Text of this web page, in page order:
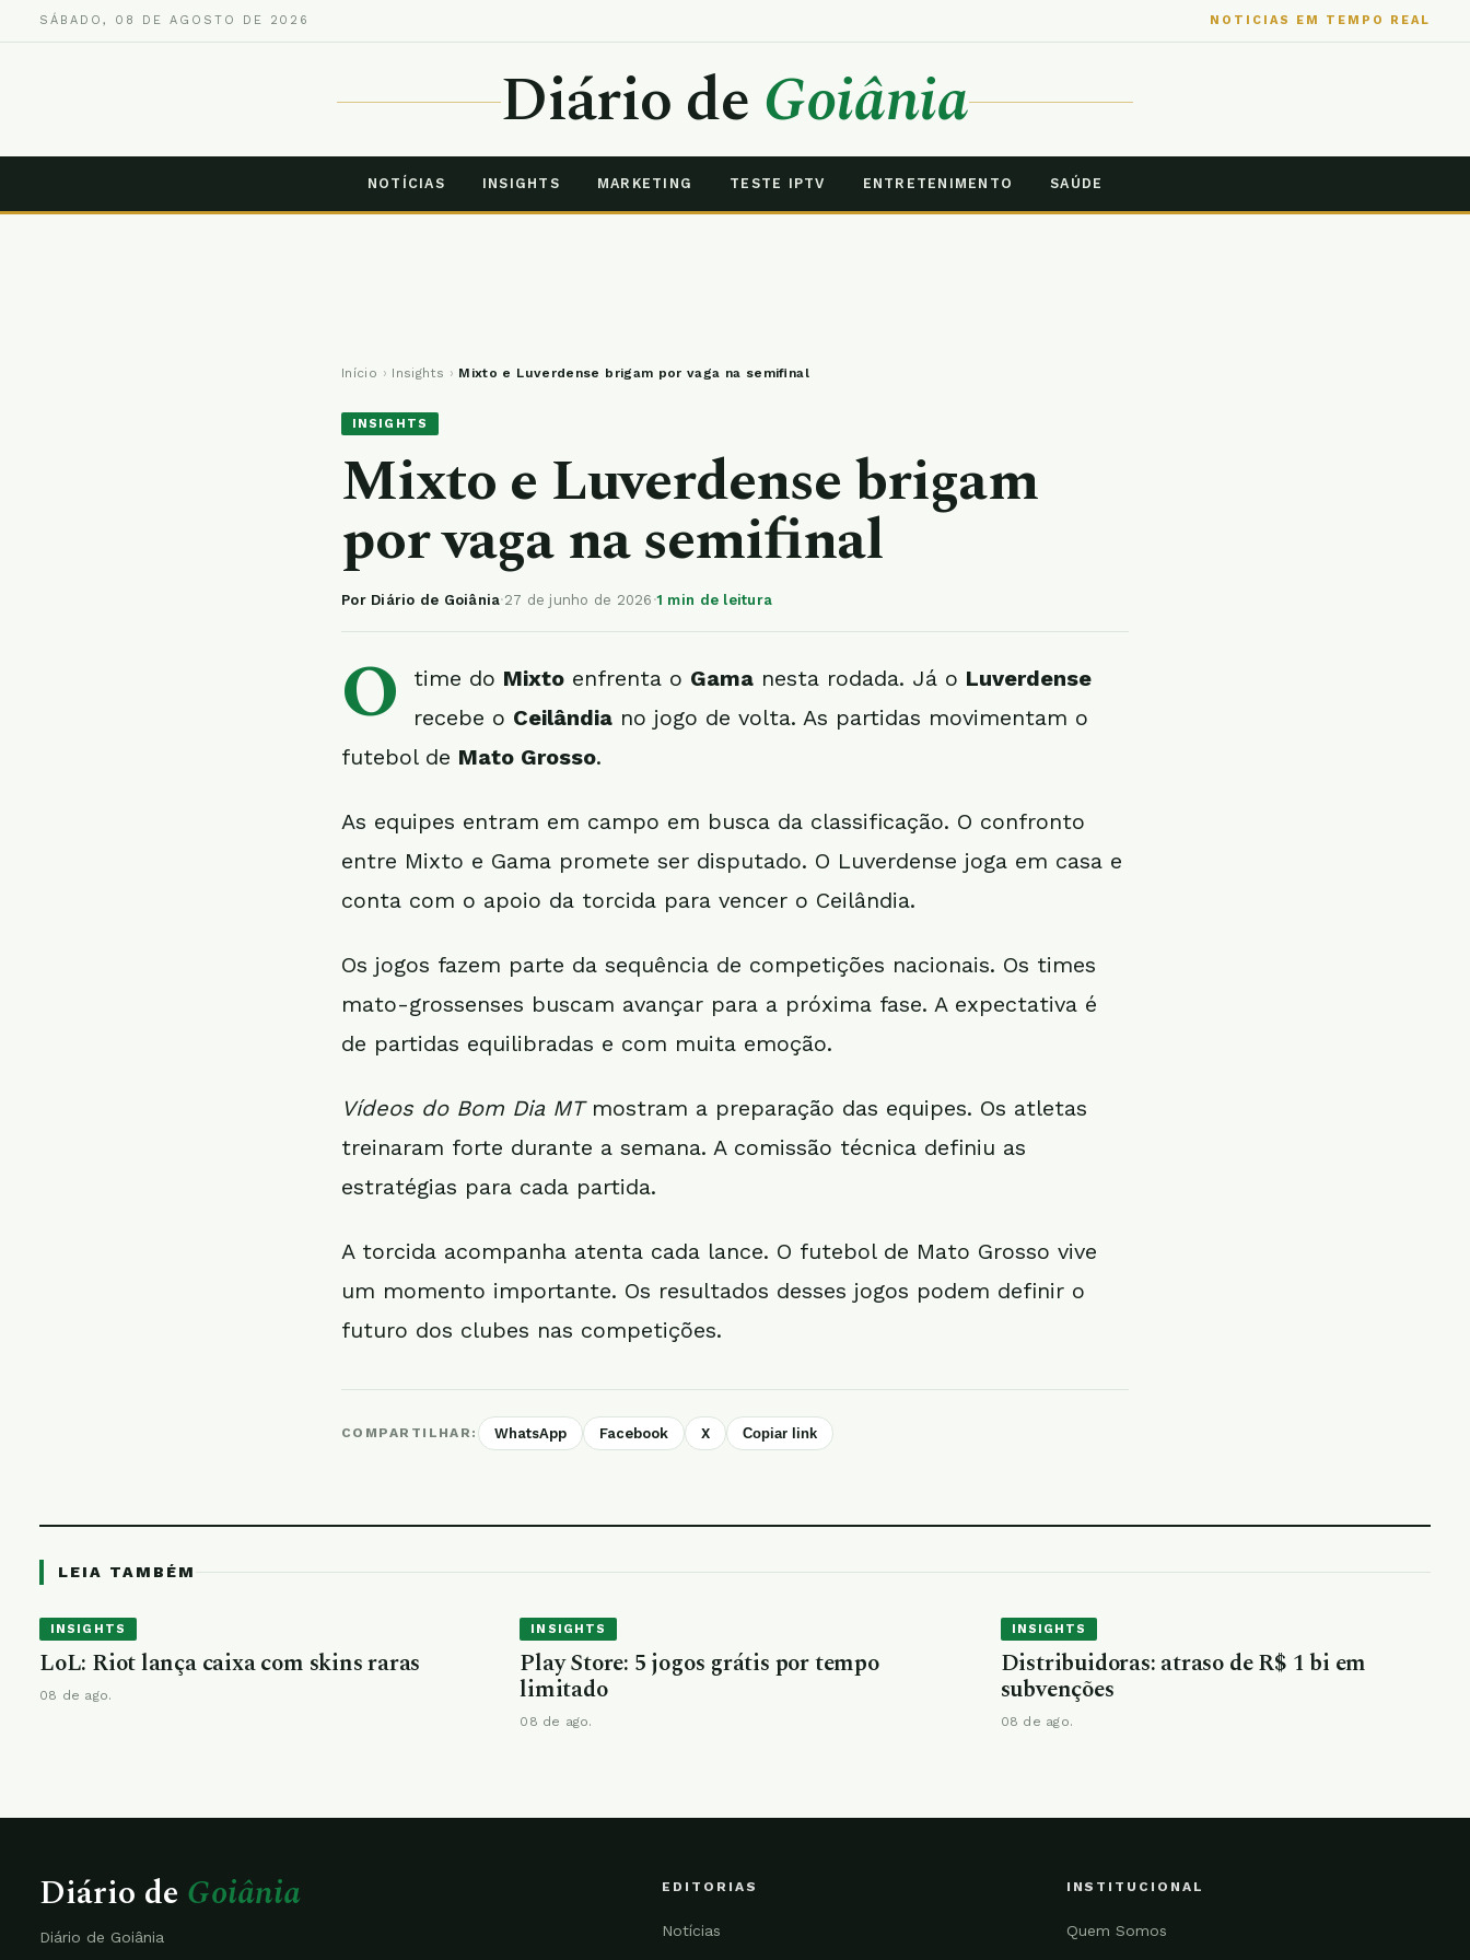
SÁBADO, 08 DE AGOSTO DE 2026 NOTICIAS EM TEMPO REAL
Diário deGoiânia
NOTÍCIAS INSIGHTS MARKETING TESTE IPTV ENTRETENIMENTO SAÚDE
Início › Insights › Mixto e Luverdense brigam por vaga na semifinal
INSIGHTS
Mixto e Luverdense brigam
por vaga na semifinal
Por Diário de Goiânia·27 de junho de 2026 ·1 min de leitura
O time do Mixto enfrenta o Gama nesta rodada. Já o Luverdense
recebe o Ceilândia no jogo de volta. As partidas movimentam o
futebol de Mato Grosso.
As equipes entram em campo em busca da classificação. O confronto
entre Mixto e Gama promete ser disputado. O Luverdense joga em casa e
conta com o apoio da torcida para vencer o Ceilândia.
Os jogos fazem parte da sequência de competições nacionais. Os times
mato-grossenses buscam avançar para a próxima fase. A expectativa é
de partidas equilibradas e com muita emoção.
Vídeos do Bom Dia MTmostram a preparação das equipes. Os atletas
treinaram forte durante a semana. A comissão técnica definiu as
estratégias para cada partida.
A torcida acompanha atenta cada lance. O futebol de Mato Grosso vive
um momento importante. Os resultados desses jogos podem definir o
futuro dos clubes nas competições.
COMPARTILHAR: WhatsApp Facebook X Copiar link
LEIA TAMBÉM
INSIGHTS
LoL: Riot lança caixa com skins raras
08 de ago.
INSIGHTS
Play Store: 5 jogos grátis por tempo
limitado
08 de ago.
INSIGHTS
Distribuidoras: atraso de R$ 1 bi em
subvenções
08 de ago.
Diário de Goiânia
Diário de Goiânia
EDITORIAS
Notícias
INSTITUCIONAL
Quem Somos